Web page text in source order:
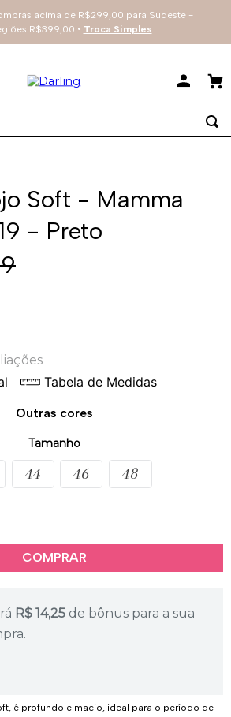
acima de R$299,00 para Sudeste -
R$399,00 • Troca Simples
Soft - Mamma
- Preto
Tabela de Medidas
Outras cores
Tamanho
44 46 48
R$14,25 de bônus para a sua
é profundo e macio, ideal para o período de